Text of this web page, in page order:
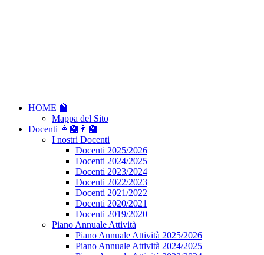
HOME 🏫
Mappa del Sito
Docenti 👩‍🏫👨‍🏫
I nostri Docenti
Docenti 2025/2026
Docenti 2024/2025
Docenti 2023/2024
Docenti 2022/2023
Docenti 2021/2022
Docenti 2020/2021
Docenti 2019/2020
Piano Annuale Attività
Piano Annuale Attività 2025/2026
Piano Annuale Attività 2024/2025